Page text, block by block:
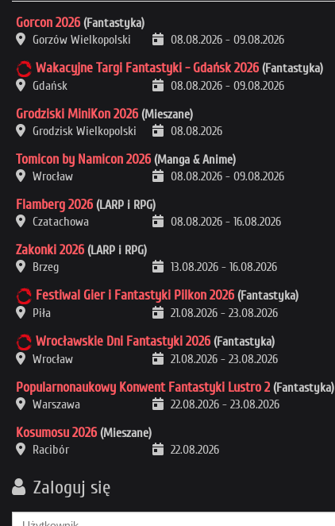
Gorcon 2026 (Fantastyka)
Gorzów Wielkopolski
08.08.2026 - 09.08.2026
Wakacyjne Targi Fantastyki - Gdańsk 2026 (Fantastyka)
Gdańsk
08.08.2026 - 09.08.2026
Grodziski MiniKon 2026 (Mieszane)
Grodzisk Wielkopolski
08.08.2026
Tomicon by Namicon 2026 (Manga & Anime)
Wrocław
08.08.2026 - 09.08.2026
Flamberg 2026 (LARP i RPG)
Czatachowa
08.08.2026 - 16.08.2026
Zakonki 2026 (LARP i RPG)
Brzeg
13.08.2026 - 16.08.2026
Festiwal Gier i Fantastyki Pilkon 2026 (Fantastyka)
Piła
21.08.2026 - 23.08.2026
Wrocławskie Dni Fantastyki 2026 (Fantastyka)
Wrocław
21.08.2026 - 23.08.2026
Popularnonaukowy Konwent Fantastyki Lustro 2 (Fantastyka)
Warszawa
22.08.2026 - 23.08.2026
Kosumosu 2026 (Mieszane)
Racibór
22.08.2026
Zaloguj się